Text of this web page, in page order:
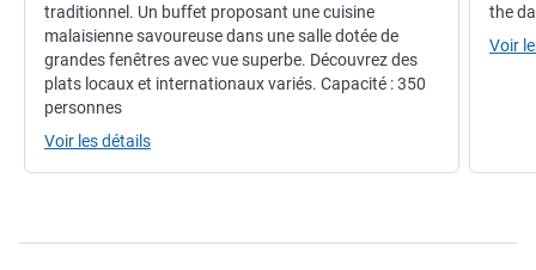
traditionnel. Un buffet proposant une cuisine
malaisienne savoureuse dans une salle dotée de
grandes fenêtres avec vue superbe. Découvrez des
plats locaux et internationaux variés. Capacité : 350
personnes
Voir les détails
the
Voir